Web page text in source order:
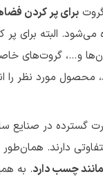
برای پر کردن
می‌شود. البته برای پر
و…، گروت‌های
محصول مورد نظر را
گسترده در صنایع
دارند.
چسب دارد. به